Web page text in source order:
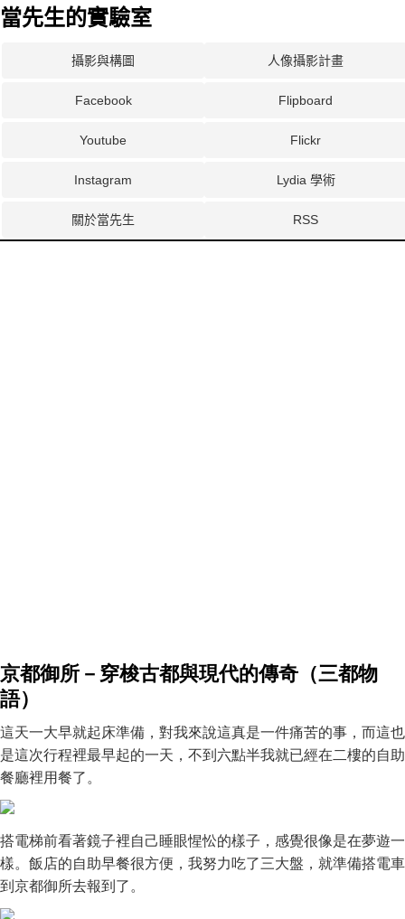
當先生的實驗室
攝影與構圖 人像攝影計畫
Facebook Flipboard
Youtube Flickr
Instagram Lydia 學術
關於當先生 RSS
京都御所－穿梭古都與現代的傳奇（三都物
語）
這天一大早就起床準備，對我來說這真是一件痛苦的事，而這也
是這次行程裡最早起的一天，不到六點半我就已經在二樓的自助
餐廳裡用餐了。
搭電梯前看著鏡子裡自己睡眼惺忪的樣子，感覺很像是在夢遊一
樣。飯店的自助早餐很方便，我努力吃了三大盤，就準備搭電車
到京都御所去報到了。